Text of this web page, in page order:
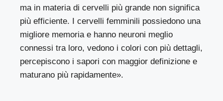
ma in materia di cervelli più grande non significa
più efficiente. I cervelli femminili possiedono una
migliore memoria e hanno neuroni meglio
connessi tra loro, vedono i colori con più dettagli,
percepiscono i sapori con maggior definizione e
maturano più rapidamente».